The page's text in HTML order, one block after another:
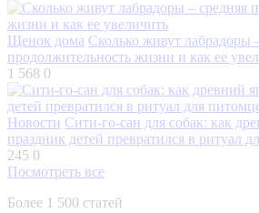
Щенок дома Сколько живут лабрадоры
продолжительность жизни и как ее
1 568 0
Новости Сити-го-сан для собак: как
праздник детей превратился в ритуал
245 0
Посмотреть все
Более 1 500 статей